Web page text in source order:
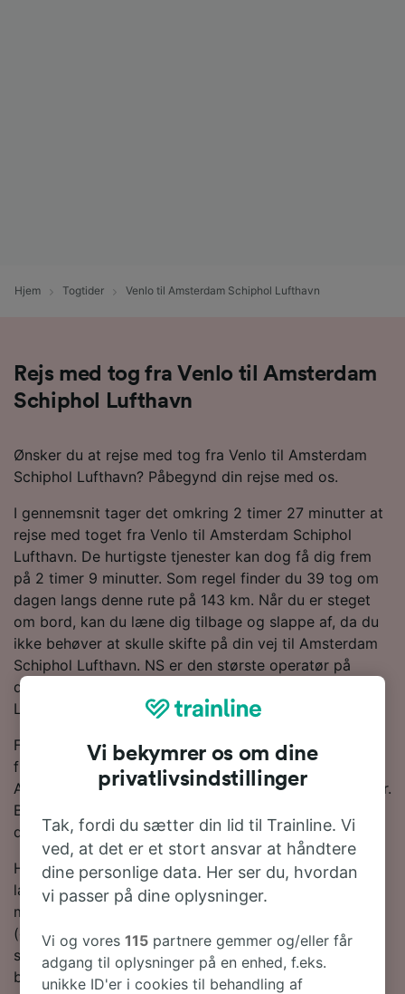
Hjem Togtider Venlo til Amsterdam Schiphol Lufthavn
Rejs med tog fra Venlo til Amsterdam
Schiphol Lufthavn
Ønsker du at rejse med tog fra Venlo til Amsterdam
Schiphol Lufthavn? Påbegynd din rejse med os.
I gennemsnit tager det omkring 2 timer 27 minutter at
rejse med toget fra Venlo til Amsterdam Schiphol
Lufthavn. De hurtigste tjenester kan dog få dig frem
på 2 timer 9 minutter. Som regel finder du 39 tog om
dagen langs denne rute på 143 km. Når du er steget
om bord, kan du læne dig tilbage og slappe af, da du
ikke behøver at skulle skifte på din vej til Amsterdam
Schiphol Lufthavn. NS er den største operatør på
denne rute og vil få dig til Amsterdam Schiphol
Lufthavn på 0,5.
For at hjælpe dig med at få de bedste togpriser har vi
fremhævet de billigste togbilletter fra Venlo tli
Amsterdam Schiphol Lufthavn i vores Rejseplanlægger.
Bare husk på, at jo tidligere du bestiller dine billetter,
desto mere vil du spare!
Har du lyst til at bestille dine togbilletter nu? Så bare
lav en søgning med os i dag. Hvis du vil finde ud af
mere om rejsen, så læs videre om togplaner
(deriblandt om de første og sidste togtider), ofte
stillede spørgsmål og tips til, hvordan du bestiller
billige togbilletter.
Vi bekymrer os om dine
privatlivsindstillinger
Tak, fordi du sætter din lid til Trainline. Vi
ved, at det er et stort ansvar at håndtere
dine personlige data. Her ser du, hvordan
vi passer på dine oplysninger.
Vi og vores115 partnere gemmer og/eller får
adgang til oplysninger på en enhed, f.eks.
unikke ID'er i cookies til behandling af